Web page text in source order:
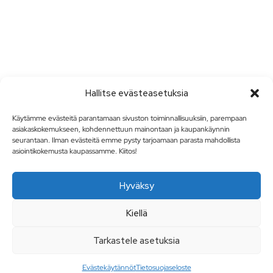
Hallitse evästeasetuksia
Käytämme evästeitä parantamaan sivuston toiminnallisuuksiin, parempaan
asiakaskokemukseen, kohdennettuun mainontaan ja kaupankäynnin
seurantaan. Ilman evästeitä emme pysty tarjoamaan parasta mahdollista
asiointikokemusta kaupassamme. Kiitos!
Hyväksy
Kiellä
Tarkastele asetuksia
EvästekäytännötTietosuojaseloste